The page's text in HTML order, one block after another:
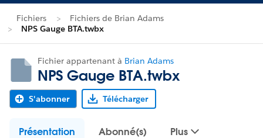
Fichiers
Fichiers de Brian Adams
NPS Gauge BTA.twbx
Fichier appartenant à Brian Adams
NPS Gauge BTA.twbx
S'abonner Télécharger
Présentation Abonné(s) Plus